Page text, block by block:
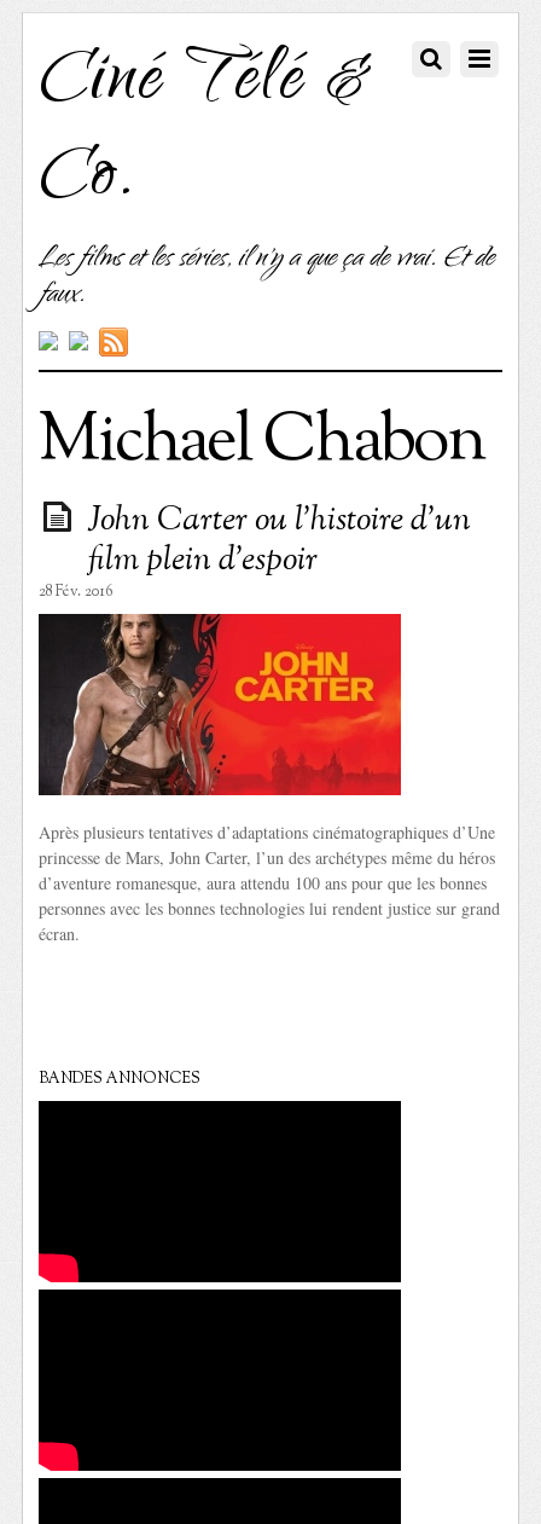
Ciné Télé &
Co.
Les films et les séries, il n'y a que ça de vrai. Et de
faux.
Michael Chabon
John Carter ou l’histoire d’un
film plein d’espoir
28 Fév. 2016
Après plusieurs tentatives d’adaptations cinématographiques d’Une
princesse de Mars, John Carter, l’un des archétypes même du héros
d’aventure romanesque, aura attendu 100 ans pour que les bonnes
personnes avec les bonnes technologies lui rendent justice sur grand
écran.
BANDES ANNONCES